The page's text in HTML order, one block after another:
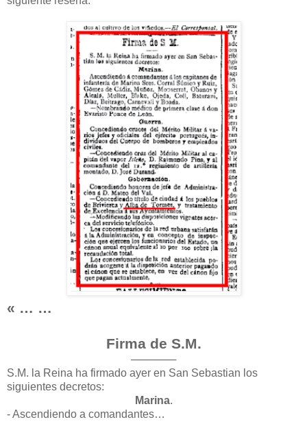
« … …
Firma de S.M.
──────
S.M. la Reina ha firmado ayer en San Sebastian los
siguientes decretos:
Marina.
- Ascendiendo a comandantes…